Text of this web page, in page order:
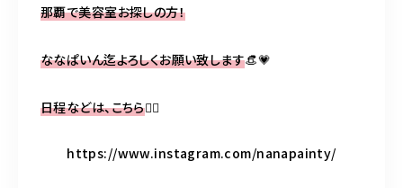
那覇で美容室お探しの方！
ななぱいん迄よろしくお願い致します👒💗
日程などは、こちら💁‍♀️
https://www.instagram.com/nanapainty/